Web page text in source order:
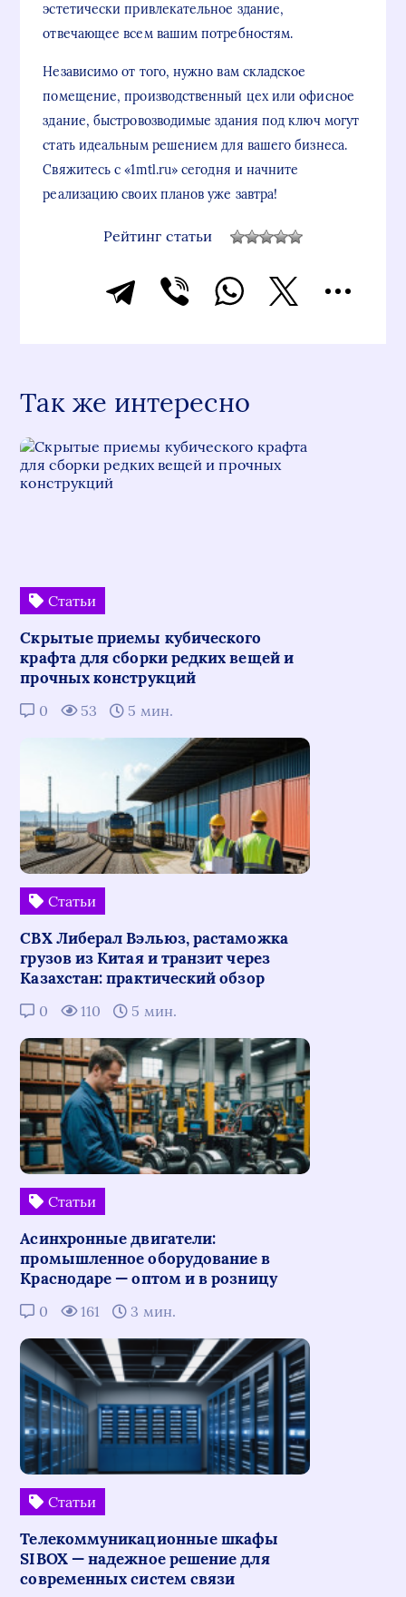
эстетически привлекательное здание,
отвечающее всем вашим потребностям.
Независимо от того, нужно вам складское
помещение, производственный цех или офисное
здание, быстровозводимые здания под ключ могут
стать идеальным решением для вашего бизнеса.
Свяжитесь с «1mtl.ru» сегодня и начните
реализацию своих планов уже завтра!
Рейтинг статьи
Так же интересно
Статьи
Скрытые приемы кубического
крафта для сборки редких вещей и
прочных конструкций
0 53 5 мин.
Статьи
СВХ Либерал Вэльюз, растаможка
грузов из Китая и транзит через
Казахстан: практический обзор
0 110 5 мин.
Статьи
Асинхронные двигатели:
промышленное оборудование в
Краснодаре — оптом и в розницу
0 161 3 мин.
Статьи
Телекоммуникационные шкафы
SIBOX — надежное решение для
современных систем связи